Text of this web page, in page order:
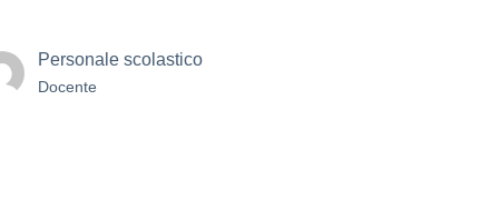
Personale scolastico
Docente